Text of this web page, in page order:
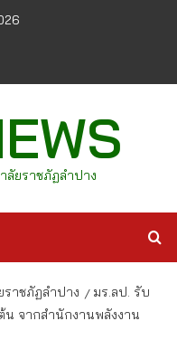
ลัยราชภัฏลำปาง
าชภัฏลำปาง
มร.ลป. รับ
น จากสำนักงานพลังงาน